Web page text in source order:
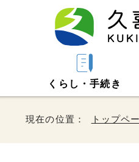
くらし・手続き
現在の位置： トップペ